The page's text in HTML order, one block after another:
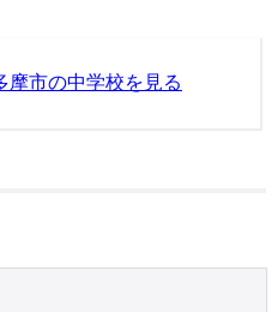
摩市の中学校を見る